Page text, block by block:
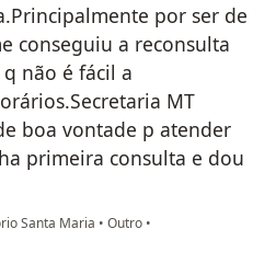
por ser de
conseguiu a reconsulta
não é fácil a
MT
boa vontade p atender
primeira consulta e dou
Santa Maria • Outro •